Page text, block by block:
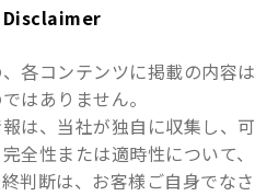
Disclaimer
各コンテンツに掲載の内容
はありません。
は、当社が独自に収集し、
全性または適時性について
判断は、お客様ご自身でな